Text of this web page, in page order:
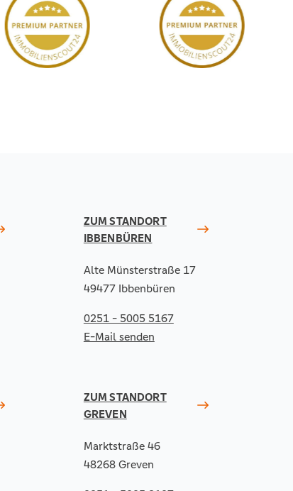
ZUM STANDORT
IBBENBÜREN
Alte Münsterstraße 17
49477 Ibbenbüren
0251 - 5005 5167
E-Mail senden
ZUM STANDORT
GREVEN
Marktstraße 46
48268 Greven